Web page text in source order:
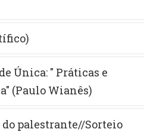
Única: " Práticas e
(Paulo Wianês)
palestrante//Sorteio